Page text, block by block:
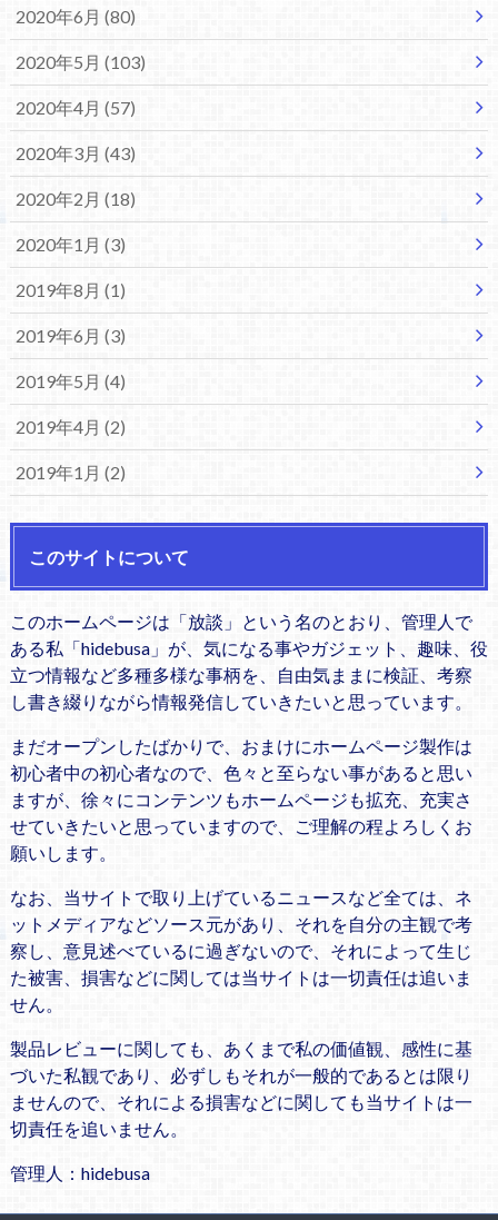
2020年6月 (80)
2020年5月 (103)
2020年4月 (57)
2020年3月 (43)
2020年2月 (18)
2020年1月 (3)
2019年8月 (1)
2019年6月 (3)
2019年5月 (4)
2019年4月 (2)
2019年1月 (2)
このサイトについて
このホームページは「放談」という名のとおり、管理人で
ある私「hidebusa」が、気になる事やガジェット、趣味、役
立つ情報など多種多様な事柄を、自由気ままに検証、考察
し書き綴りながら情報発信していきたいと思っています。
まだオープンしたばかりで、おまけにホームページ製作は
初心者中の初心者なので、色々と至らない事があると思い
ますが、徐々にコンテンツもホームページも拡充、充実さ
せていきたいと思っていますので、ご理解の程よろしくお
願いします。
なお、当サイトで取り上げているニュースなど全ては、ネ
ットメディアなどソース元があり、それを自分の主観で考
察し、意見述べているに過ぎないので、それによって生じ
た被害、損害などに関しては当サイトは一切責任は追いま
せん。
製品レビューに関しても、あくまで私の価値観、感性に基
づいた私観であり、必ずしもそれが一般的であるとは限り
ませんので、それによる損害などに関しても当サイトは一
切責任を追いません。
管理人：hidebusa